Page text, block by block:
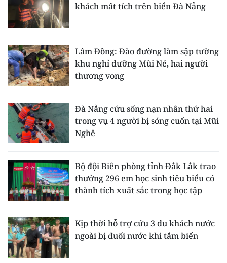
khách mất tích trên biển Đà Nẵng
Lâm Đồng: Đào đường làm sập tường
khu nghỉ dưỡng Mũi Né, hai người
thương vong
Đà Nẵng cứu sống nạn nhân thứ hai
trong vụ 4 người bị sóng cuốn tại Mũi
Nghê
Bộ đội Biên phòng tỉnh Đắk Lắk trao
thưởng 296 em học sinh tiêu biểu có
thành tích xuất sắc trong học tập
Kịp thời hỗ trợ cứu 3 du khách nước
ngoài bị đuối nước khi tắm biển